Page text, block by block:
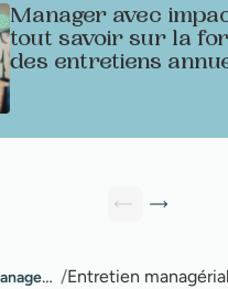
Manager avec
tout savoir sur la
des entretiens
Formations management et leadership /